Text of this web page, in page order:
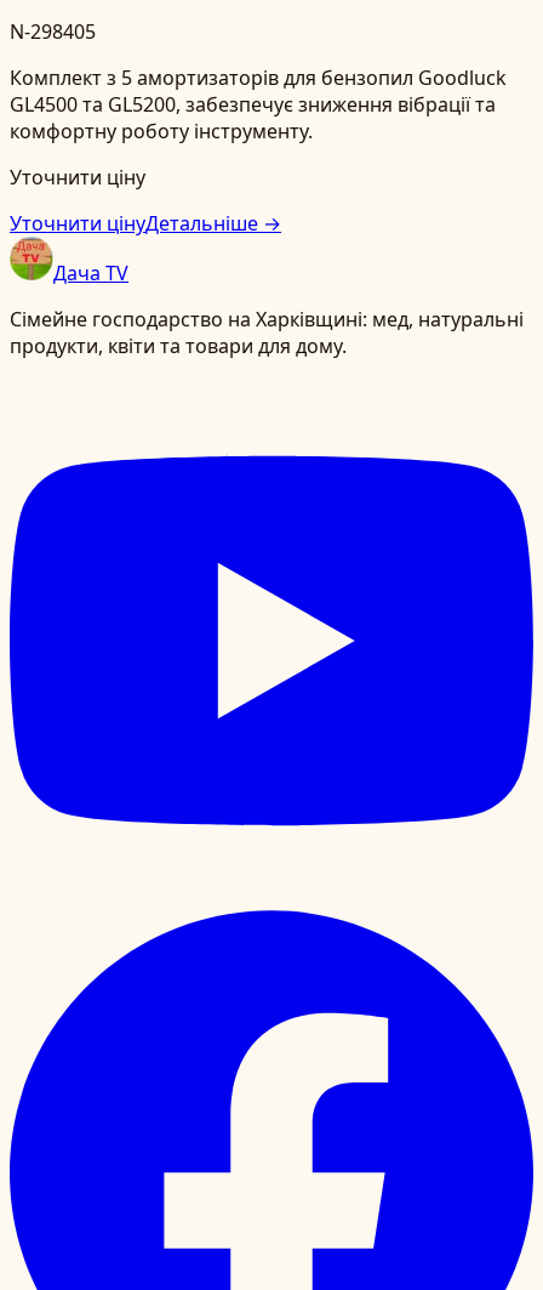
N-298405
Комплект з 5 амортизаторів для бензопил Goodluck
GL4500 та GL5200, забезпечує зниження вібрації та
комфортну роботу інструменту.
Уточнити ціну
Уточнити цінуДетальніше →
Дача TV
Сімейне господарство на Харківщині: мед, натуральні
продукти, квіти та товари для дому.